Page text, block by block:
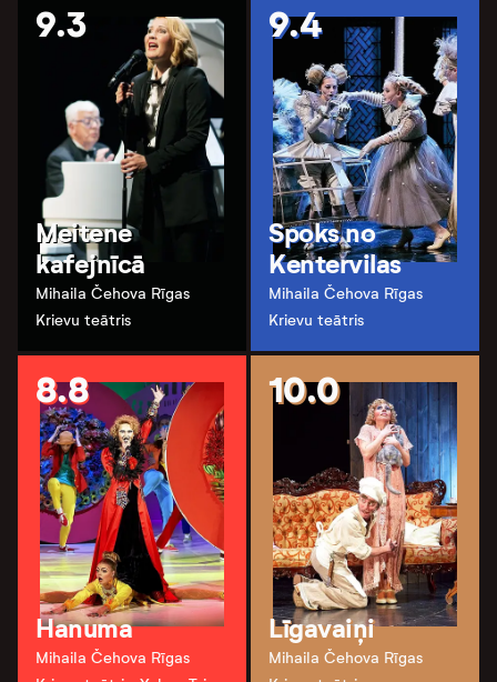
9.3
Meitene
kafejnīcā
Mihaila Čehova Rīgas
Krievu teātris
9.4
Spoks no
Kentervilas
Mihaila Čehova Rīgas
Krievu teātris
8.8
Hanuma
Mihaila Čehova Rīgas
10.0
Līgavaiņi
Mihaila Čehova Rīgas